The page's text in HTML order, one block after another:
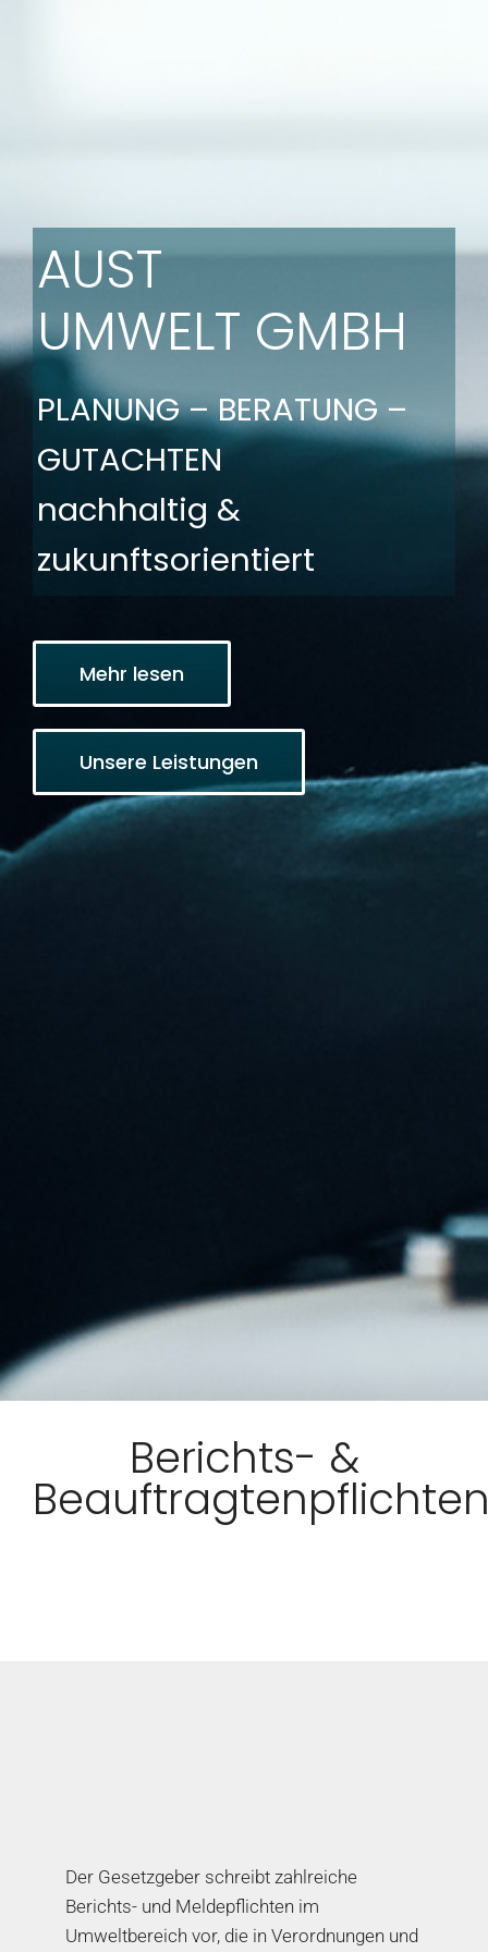
AUST
UMWELT GMBH
PLANUNG – BERATUNG –
GUTACHTEN
nachhaltig &
zukunftsorientiert
Mehr lesen
Unsere Leistungen
Berichts- &
Der Gesetzgeber schreibt zahlreiche
Berichts- und Meldepflichten im
Umweltbereich vor, die in Verordnungen und